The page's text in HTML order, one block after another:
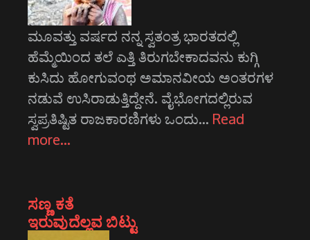
ಮೂವತ್ತು ವರ್ಷದ ನನ್ನ ಸ್ವತಂತ್ರ ಭಾರತದಲ್ಲಿ
ಹೆಮ್ಮೆಯಿಂದ ತಲೆ ಎತ್ತಿ ತಿರುಗಬೇಕಾದವನು ಕುಗ್ಗಿ
ಕುಸಿದು ಹೋಗುವಂಥ ಅಮಾನವೀಯ ಅಂತರಗಳ
ನಡುವೆ ಉಸಿರಾಡುತ್ತಿದ್ದೇನೆ. ವೈಭೋಗದಲ್ಲಿರುವ
ಸ್ವಪ್ರತಿಷ್ಟಿತ ರಾಜಕಾರಣಿಗಳು ಒಂದು… Read
more…
ಸಣ್ಣ ಕತೆ
ಇರುವುದೆಲ್ಲವ ಬಿಟ್ಟು